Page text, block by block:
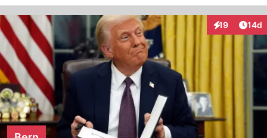
19
Interaktionen
14d